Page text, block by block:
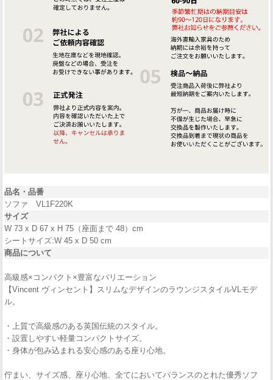
品名・品番
ソファ VL1F220K
サイズ
W 73 x D 67 x H 75（座面まで 48）cm
シートサイズ:W 45 x D 50 cm
商品について
高級感×コンパクト×豊富なバリエーション
【Vincent ヴィンセント】スリムなデザインのラウンジスタイルVLモデ
ル。
・上質で高級感のある英国伝統のスタイル。
・設置しやすい軽量コンパクトサイズ。
・身体が包み込まれる安心感のある座り心地。
佇まい、サイズ感、座り心地、全てにおいてバランスのとれた優秀ソフ